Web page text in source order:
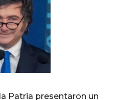
Patria presentaron un